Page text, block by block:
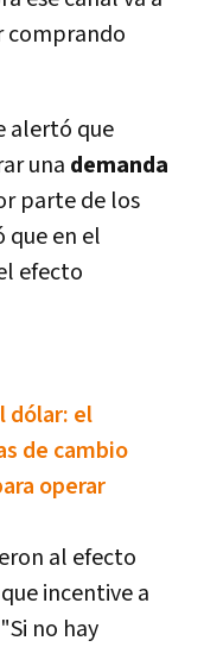
comprando
alertó que
una demanda
parte de los
que en el
efecto
dólar: el
de cambio
operar
al efecto
incentive a
no hay